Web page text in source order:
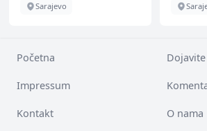
Sarajevo
Početna
Impressum
Kontakt O nama